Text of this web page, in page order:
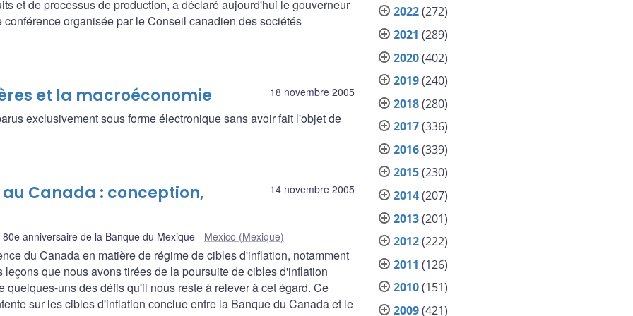
et de processus de production, a déclaré aujourd'hui le gouverneur
organisée par le Conseil canadien des sociétés
18 novembre 2005
et la macroéconomie
exclusivement sous forme électronique sans avoir fait l'objet de
14 novembre 2005
Canada : conception,
anniversaire de la Banque du Mexique Mexico (Mexique)
du Canada en matière de régime de cibles d'inflation, notamment
que nous avons tirées de la poursuite de cibles d'inflation
uns des défis qu'il nous reste à relever à cet égard. Ce
sur les cibles d'inflation conclue entre la Banque du Canada et le
2022(272)
2021 (289)
2020(402)
2019(240)
2018(280)
2017(336)
2016(339)
2015(230)
2014(207)
2013(201)
2012(222)
2011 (126)
2010(151)
2009(421)